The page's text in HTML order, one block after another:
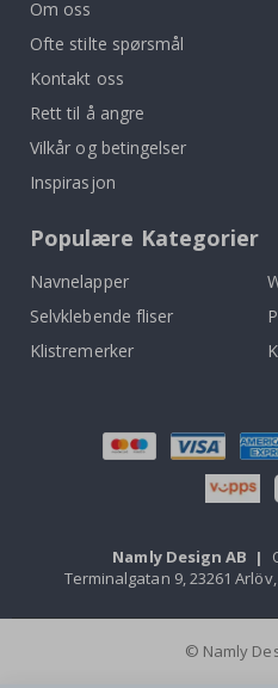
Om oss
Ofte stilte spørsmål
Kontakt oss
Rett til å angre
Vilkår og betingelser
Inspirasjon
Populære Kategorier
Navnelapper
Selvklebende fliser
Klistremerker
Namly Design AB |
Terminalgatan 9, 23261
© Namly